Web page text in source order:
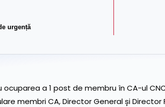
urgență
a 1 post de membru în CA-ul
membri CA, Director General și Director